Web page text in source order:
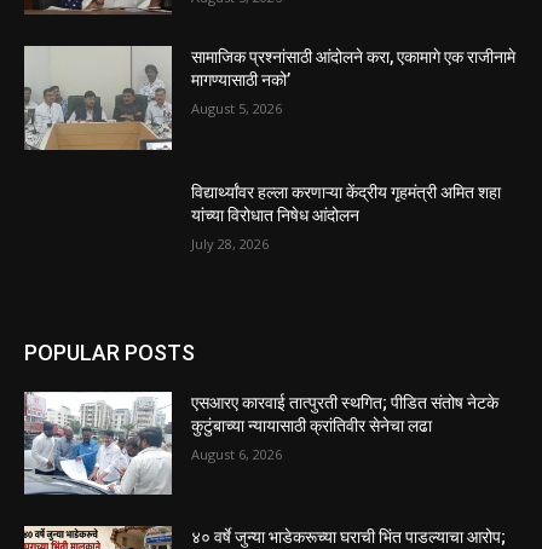
सामाजिक प्रश्नांसाठी आंदोलने करा, एकामागे एक राजीनामे
मागण्यासाठी नको’
August 5, 2026
विद्यार्थ्यांवर हल्ला करणाऱ्या केंद्रीय गृहमंत्री अमित शहा
यांच्या विरोधात निषेध आंदोलन
July 28, 2026
POPULAR POSTS
एसआरए कारवाई तात्पुरती स्थगित; पीडित संतोष नेटके
कुटुंबाच्या न्यायासाठी क्रांतिवीर सेनेचा लढा
August 6, 2026
४० वर्षे जुन्या भाडेकरूच्या घराची भिंत पाडल्याचा आरोप;